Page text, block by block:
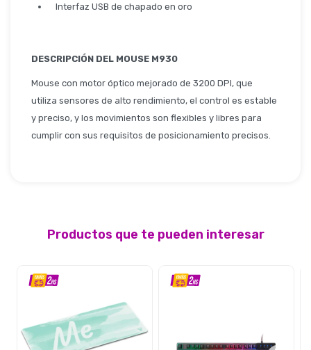
Interfaz USB de chapado en oro
DESCRIPCIÓN DEL MOUSE M930
Mouse con motor óptico mejorado de 3200 DPI, que
utiliza sensores de alto rendimiento, el control es estable
y preciso, y los movimientos son flexibles y libres para
cumplir con sus requisitos de posicionamiento precisos.
Productos que te pueden interesar